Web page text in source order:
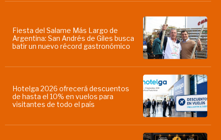
Fiesta del Salame Más Largo de
Argentina: San Andrés de Giles busca
batir un nuevo récord gastronómico
Hotelga 2026 ofrecerá descuentos
de hasta el 10% en vuelos para
visitantes de todo el país